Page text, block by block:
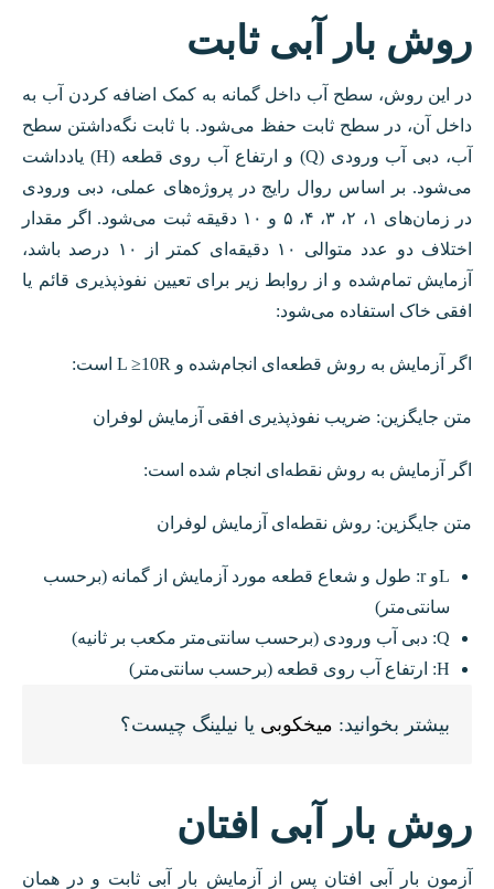
روش بار آبی ثابت
در این روش، سطح آب داخل گمانه به کمک اضافه کردن آب به
داخل آن، در سطح ثابت حفظ می‌شود. با ثابت نگه‌داشتن سطح
آب، دبی آب ورودی (Q) و ارتفاع آب روی قطعه (H) یادداشت
می‌شود. بر اساس روال رایج در پروژه‌های عملی، دبی ورودی
در زمان‌های ۱، ۲، ۳، ۴، ۵ و ۱۰ دقیقه ثبت می‌شود. اگر مقدار
اختلاف دو عدد متوالی ۱۰ دقیقه‌ای کمتر از ۱۰ درصد باشد،
آزمایش تمام‌شده و از روابط زیر برای تعیین نفوذپذیری قائم یا
افقی خاک استفاده می‌شود:
اگر آزمایش به روش قطعه‌ای انجام‌شده و L ≥10R است:
متن جایگزین: ضریب نفوذپذیری افقی آزمایش لوفران
اگر آزمایش به روش نقطه‌ای انجام شده است:
متن جایگزین: روش نقطه‌ای آزمایش لوفران
Lو r: طول و شعاع قطعه مورد آزمایش از گمانه (برحسب
سانتی‌متر)
Q: دبی آب ورودی (برحسب سانتی‌متر مکعب بر ثانیه)
H: ارتفاع آب روی قطعه (برحسب سانتی‌متر)
بیشتر بخوانید: میخکوبی یا نیلینگ چیست؟
روش بار آبی افتان
آزمون بار آبی افتان پس از آزمایش بار آبی ثابت و در همان